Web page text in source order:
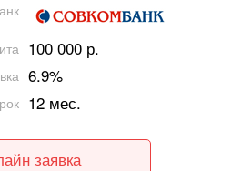
100 000 р.
6.9%
12 мес.
заявка